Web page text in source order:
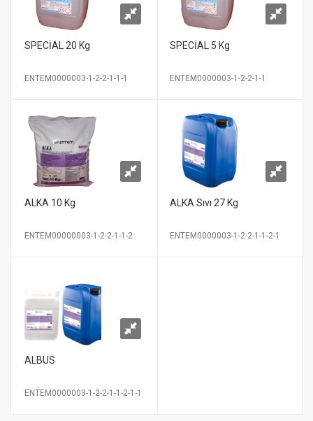
SPECİAL 20 Kg
ENTEM0000003-1-2-2-1-1-1
SPECİAL 5 Kg
ENTEM0000003-1-2-2-1-1
ALKA 10 Kg
ENTEM00000003-1-2-2-1-1-2
ALKA Sıvı 27 Kg
ENTEM0000003-1-2-2-1-1-2-1
ALBUS
ENTEM0000003-1-2-2-1-1-2-1-1